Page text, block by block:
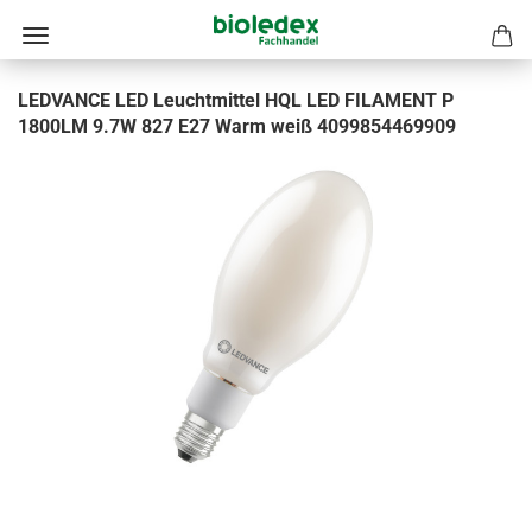
LEDVANCE LED Leuchtmittel HQL LED FILAMENT P
1800LM 9.7W 827 E27 Warm weiß 4099854469909